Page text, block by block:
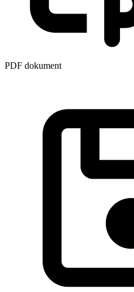
PDF dokument